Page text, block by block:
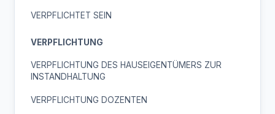
VERPFLICHTET SEIN
VERPFLICHTUNG
VERPFLICHTUNG DES HAUSEIGENTÜMERS ZUR
INSTANDHALTUNG
VERPFLICHTUNG DOZENTEN